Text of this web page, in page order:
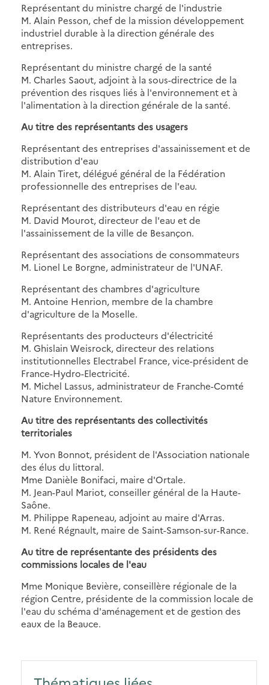
Représentant du ministre chargé de l'industrie
M. Alain Pesson, chef de la mission développement
industriel durable à la direction générale des
entreprises.
Représentant du ministre chargé de la santé
M. Charles Saout, adjoint à la sous-directrice de la
prévention des risques liés à l'environnement et à
l'alimentation à la direction générale de la santé.
Au titre des représentants des usagers
Représentant des entreprises d'assainissement et de
distribution d'eau
M. Alain Tiret, délégué général de la Fédération
professionnelle des entreprises de l'eau.
Représentant des distributeurs d'eau en régie
M. David Mourot, directeur de l'eau et de
l'assainissement de la ville de Besançon.
Représentant des associations de consommateurs
M. Lionel Le Borgne, administrateur de l'UNAF.
Représentant des chambres d'agriculture
M. Antoine Henrion, membre de la chambre
d'agriculture de la Moselle.
Représentants des producteurs d'électricité
M. Ghislain Weisrock, directeur des relations
institutionnelles Electrabel France, vice-président de
France-Hydro-Electricité.
M. Michel Lassus, administrateur de Franche-Comté
Nature Environnement.
Au titre des représentants des collectivités
territoriales
M. Yvon Bonnot, président de l'Association nationale
des élus du littoral.
Mme Danièle Bonifaci, maire d'Ortale.
M. Jean-Paul Mariot, conseiller général de la Haute-
Saône.
M. Philippe Rapeneau, adjoint au maire d'Arras.
M. René Régnault, maire de Saint-Samson-sur-Rance.
Au titre de représentante des présidents des
commissions locales de l'eau
Mme Monique Bevière, conseillère régionale de la
région Centre, présidente de la commission locale de
l'eau du schéma d'aménagement et de gestion des
eaux de la Beauce.